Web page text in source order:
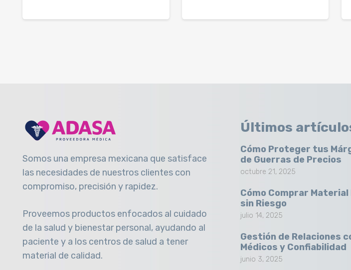
Somos una empresa mexicana que satisface
las necesidades de nuestros clientes con
compromiso, precisión y rapidez.
Proveemos productos enfocados al cuidado
de la salud y bienestar personal, ayudando al
paciente y a los centros de salud a tener
material de calidad.
Últimos
Cómo Proteger tus
de Guerras de Precios
octubre 21, 2025
Cómo Comprar Material
sin Riesgo
julio 14, 2025
Gestión de Relaciones
Médicos y Confiabilidad
junio 3, 2025